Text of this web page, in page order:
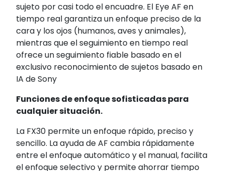
sujeto por casi todo el encuadre. El Eye AF en
tiempo real garantiza un enfoque preciso de la
cara y los ojos (humanos, aves y animales),
mientras que el seguimiento en tiempo real
ofrece un seguimiento fiable basado en el
exclusivo reconocimiento de sujetos basado en
IA de Sony
Funciones de enfoque sofisticadas para
cualquier situación.
La FX30 permite un enfoque rápido, preciso y
sencillo. La ayuda de AF cambia rápidamente
entre el enfoque automático y el manual, facilita
el enfoque selectivo y permite ahorrar tiempo